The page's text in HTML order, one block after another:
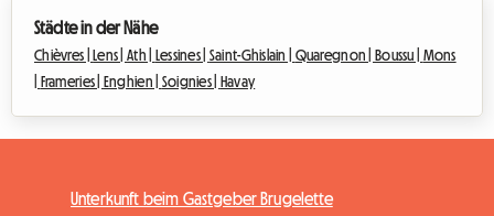
Städte in der Nähe
Chièvres | Lens |Ath | Lessines | Saint-Ghislain | Quaregnon | Boussu | Mons
Frameries | Enghien | Soignies | Havay
Unterkunft beim Gastgeber Brugelette